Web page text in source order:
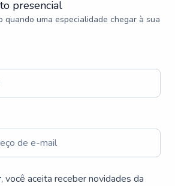
presencial
quando uma especialidade chegar à sua
, você aceita receber novidades da